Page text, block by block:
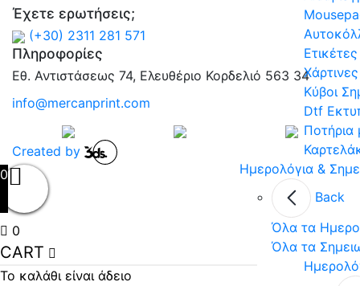
Ετικέτες
Κύβοι
Dtf
Ημερολόγια &
Back
Όλα τα
Όλα τα
Έχετε ερωτήσεις;
(+30) 2311 281 571
Πληροφορίες
Εθ. Αντιστάσεως 74, Ελευθέριο Κορδελιό 563 34
info@mercanprint.com
Created by
0
0
CART
Το καλάθι είναι άδειο